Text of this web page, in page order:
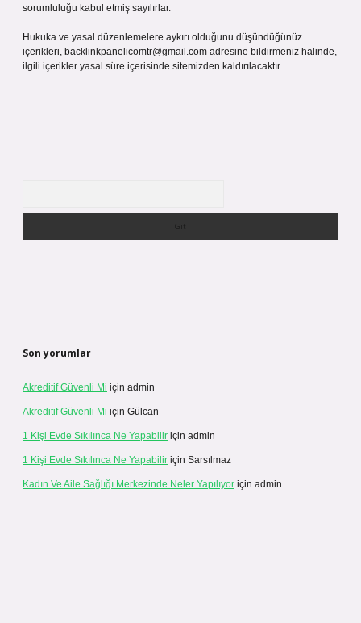
sorumluluğu kabul etmiş sayılırlar.
Hukuka ve yasal düzenlemelere aykırı olduğunu düşündüğünüz
içerikleri, backlinkpanelicomtr@gmail.com adresine bildirmeniz halinde,
ilgili içerikler yasal süre içerisinde sitemizden kaldırılacaktır.
Son yorumlar
Akreditif Güvenli Mi için admin
Akreditif Güvenli Mi için Gülcan
1 Kişi Evde Sıkılınca Ne Yapabilir için admin
1 Kişi Evde Sıkılınca Ne Yapabilir için Sarsılmaz
Kadın Ve Aile Sağlığı Merkezinde Neler Yapılıyor için admin